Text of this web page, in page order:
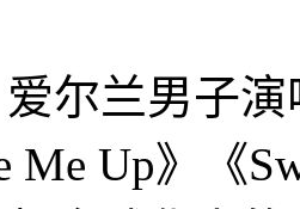
兰男子演
Me Up》《